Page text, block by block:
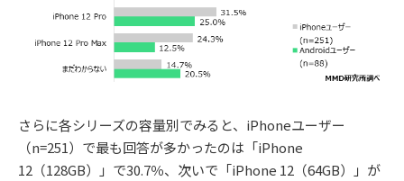
さらに各シリーズの容量別でみると、iPhoneユーザー
（n=251）で最も回答が多かったのは「iPhone
12（128GB）」で30.7％、次いで「iPhone 12（64GB）」が